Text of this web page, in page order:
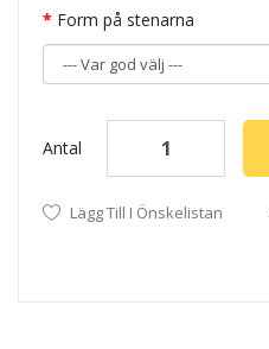
Form på stenarna
Antal
Lägg Till I Önskelistan